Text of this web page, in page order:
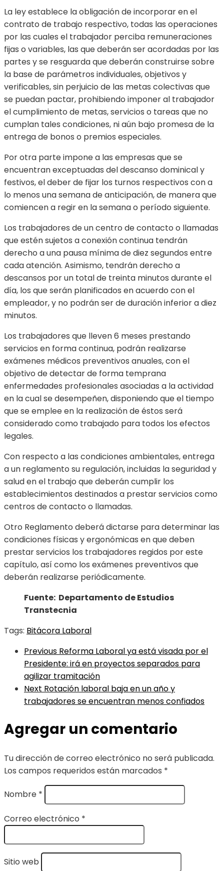
La ley establece la obligación de incorporar en el
contrato de trabajo respectivo, todas las operaciones
por las cuales el trabajador perciba remuneraciones
fijas o variables, las que deberán ser acordadas por las
partes y se resguarda que deberán construirse sobre
la base de parámetros individuales, objetivos y
verificables, sin perjuicio de las metas colectivas que
se puedan pactar, prohibiendo imponer al trabajador
el cumplimiento de metas, servicios o tareas que no
cumplan tales condiciones, ni aún bajo promesa de la
entrega de bonos o premios especiales.
Por otra parte impone a las empresas que se
encuentran exceptuadas del descanso dominical y
festivos, el deber de fijar los turnos respectivos con a
lo menos una semana de anticipación, de manera que
comiencen a regir en la semana o período siguiente.
Los trabajadores de un centro de contacto o llamadas
que estén sujetos a conexión continua tendrán
derecho a una pausa mínima de diez segundos entre
cada atención. Asimismo, tendrán derecho a
descansos por un total de treinta minutos durante el
día, los que serán planificados en acuerdo con el
empleador, y no podrán ser de duración inferior a diez
minutos.
Los trabajadores que lleven 6 meses prestando
servicios en forma continua, podrán realizarse
exámenes médicos preventivos anuales, con el
objetivo de detectar de forma temprana
enfermedades profesionales asociadas a la actividad
en la cual se desempeñen, disponiendo que el tiempo
que se emplee en la realización de éstos será
considerado como trabajado para todos los efectos
legales.
Con respecto a las condiciones ambientales, entrega
a un reglamento su regulación, incluidas la seguridad y
salud en el trabajo que deberán cumplir los
establecimientos destinados a prestar servicios como
centros de contacto o llamadas.
Otro Reglamento deberá dictarse para determinar las
condiciones físicas y ergonómicas en que deben
prestar servicios los trabajadores regidos por este
capítulo, así como los exámenes preventivos que
deberán realizarse periódicamente.
Fuente: Departamento de Estudios
Transtecnia
Tags: Bitácora Laboral
Previous Reforma Laboral ya está visada por el
Presidente: irá en proyectos separados para
agilizar tramitación
Next Rotación laboral baja en un año y
trabajadores se encuentran menos confiados
Agregar un comentario
Tu dirección de correo electrónico no será publicada.
Los campos requeridos están marcados *
Nombre *
Correo electrónico *
Sitio web